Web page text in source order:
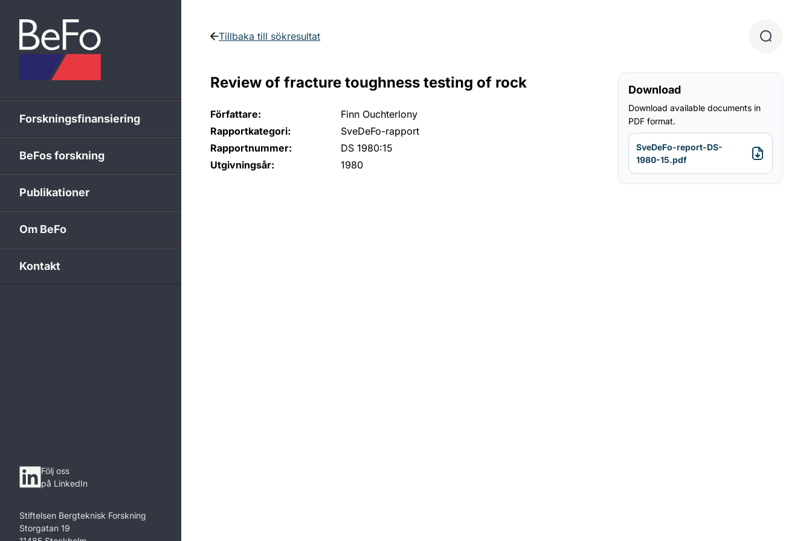
Forskningsfinansiering
BeFos forskning
Publikationer
Om BeFo
Kontakt
Följ oss
på LinkedIn
Stiftelsen Bergteknisk Forskning
Storgatan 19
Tillbaka till sökresultat
Review of fracture toughness testing of rock
Författare:
Finn Ouchterlony
Rapportkategori:
SveDeFo-rapport
Rapportnummer:
DS 1980:15
Utgivningsår:
1980
Download
Download available documents in
PDF format.
SveDeFo-report-DS-
1980-15.pdf